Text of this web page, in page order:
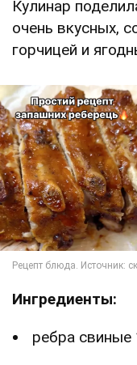
Кулинар
очень вкусных,
горчицей и
Ингредиенты:
ребра свиные